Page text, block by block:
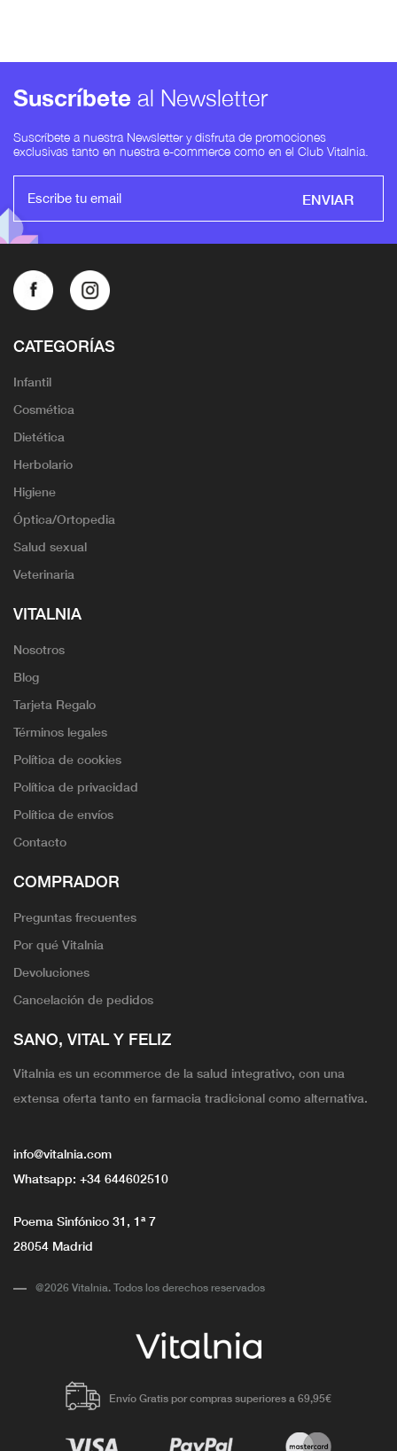
Suscríbete al Newsletter
Suscríbete a nuestra Newsletter y disfruta de promociones
exclusivas tanto en nuestra e-commerce como en el Club Vitalnia.
ENVIAR
CATEGORÍAS
Infantil
Cosmética
Dietética
Herbolario
Higiene
Óptica/Ortopedia
Salud sexual
Veterinaria
VITALNIA
Nosotros
Blog
Tarjeta Regalo
Términos legales
Política de cookies
Política de privacidad
Política de envíos
Contacto
COMPRADOR
Preguntas frecuentes
Por qué Vitalnia
Devoluciones
Cancelación de pedidos
SANO, VITAL Y FELIZ
Vitalnia es un ecommerce de la salud integrativo, con una
extensa oferta tanto en farmacia tradicional como alternativa.
info@vitalnia.com
Whatsapp: +34 644602510
Poema Sinfónico 31, 1ª 7
28054 Madrid
@2026 Vitalnia. Todos los derechos reservados
Envío Gratis por compras superiores a 69,95€